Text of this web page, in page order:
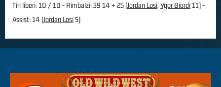
Tiri liberi: 10 / 10 - Rimbalzi: 39 14 + 25 (Jordan Losi, Ygor Biordi11) -
Assist: 14 (Jordan Losi5)